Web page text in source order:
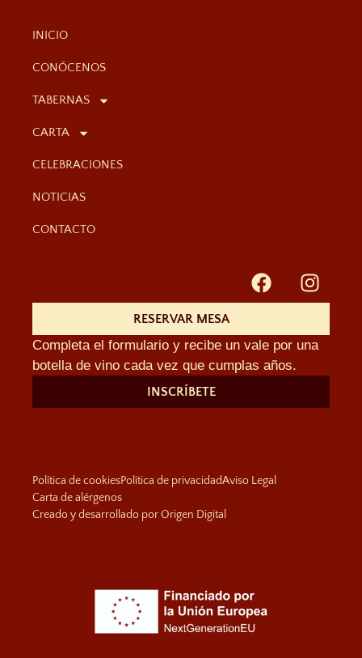
INICIO
CONÓCENOS
TABERNAS
CARTA
CELEBRACIONES
NOTICIAS
CONTACTO
RESERVAR MESA
Completa el formulario y recibe un vale por una
botella de vino cada vez que cumplas años.
INSCRÍBETE
Política de cookiesPolítica de privacidadAviso Legal
Carta de alérgenos
Creado y desarrollado por Origen Digital